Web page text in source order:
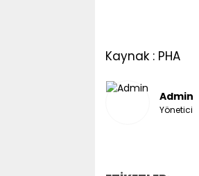
Kaynak : PHA
Admin
Yönetici